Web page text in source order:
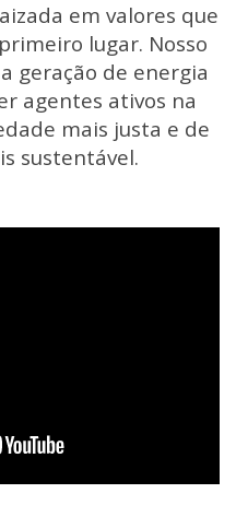
em valores que
lugar. Nosso
geração de energia
agentes ativos na
mais justa e de
sustentável.